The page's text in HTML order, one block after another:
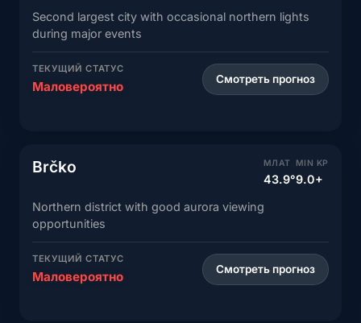
Second largest city with occasional northern lights
during major events
ТЕКУЩИЙ СТАТУС
Маловероятно Смотреть прогноз
Brčko МЛАТ
43.9°
MIN KP
9.0+
Northern district with good aurora viewing
opportunities
ТЕКУЩИЙ СТАТУС
Маловероятно Смотреть прогноз